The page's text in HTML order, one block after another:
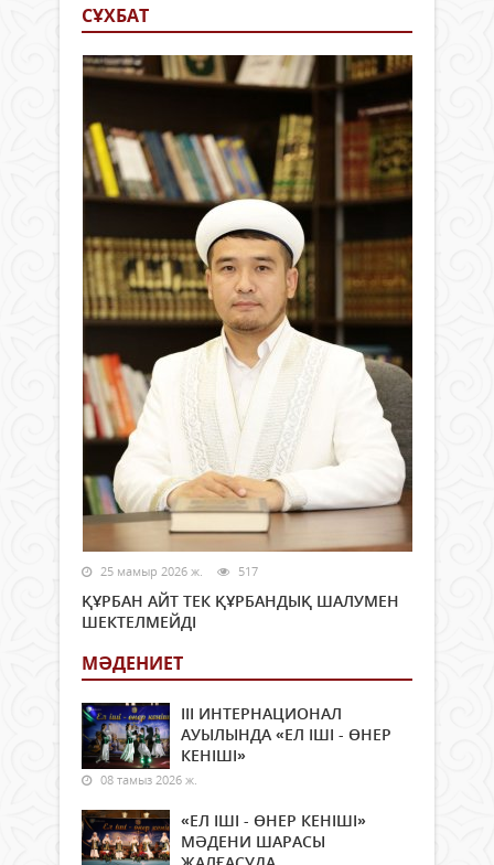
СҰХБАТ
25 мамыр 2026 ж. 517
ҚҰРБАН АЙТ ТЕК ҚҰРБАНДЫҚ ШАЛУМЕН
ШЕКТЕЛМЕЙДІ
МӘДЕНИЕТ
ІІІ ИНТЕРНАЦИОНАЛ
АУЫЛЫНДА «ЕЛ ІШІ - ӨНЕР
КЕНІШІ»
08 тамыз 2026 ж.
«ЕЛ ІШІ - ӨНЕР КЕНІШІ»
МӘДЕНИ ШАРАСЫ